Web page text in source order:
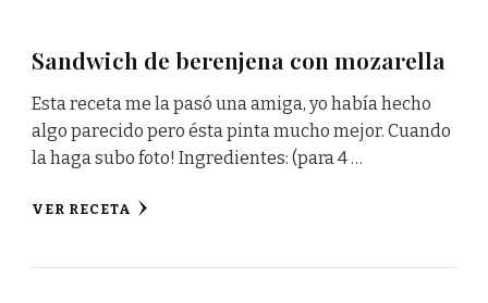
Sandwich de berenjena con mozarella
Esta receta me la pasó una amiga, yo había hecho
algo parecido pero ésta pinta mucho mejor. Cuando
la haga subo foto! Ingredientes: (para 4 …
VER RECETA